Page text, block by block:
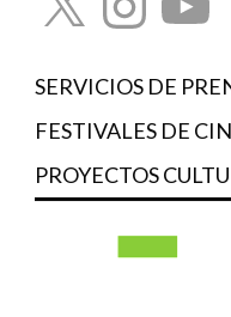
SERVICIOS DE
FESTIVALES DE
PROYECTOS